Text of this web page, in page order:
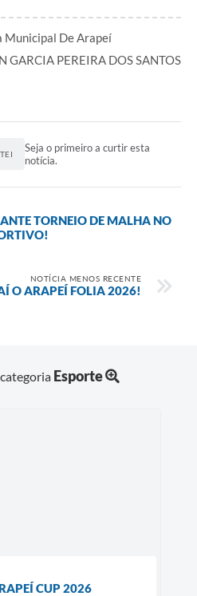
Municipal De Arapeí
GARCIA PEREIRA DOS SANTOS
Seja o primeiro a curtir esta
notícia.
TORNEIO DE MALHA NO
NOTÍCIA MENOS RECENTE
O ARAPEÍ FOLIA 2026!
Esporte
CUP 2026